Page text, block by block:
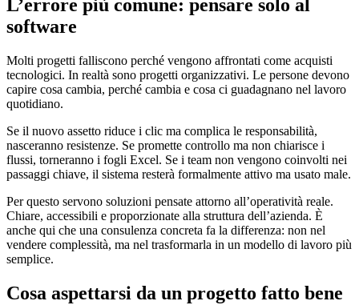
L’errore più comune: pensare solo al
software
Molti progetti falliscono perché vengono affrontati come acquisti
tecnologici. In realtà sono progetti organizzativi. Le persone devono
capire cosa cambia, perché cambia e cosa ci guadagnano nel lavoro
quotidiano.
Se il nuovo assetto riduce i clic ma complica le responsabilità,
nasceranno resistenze. Se promette controllo ma non chiarisce i
flussi, torneranno i fogli Excel. Se i team non vengono coinvolti nei
passaggi chiave, il sistema resterà formalmente attivo ma usato male.
Per questo servono soluzioni pensate attorno all’operatività reale.
Chiare, accessibili e proporzionate alla struttura dell’azienda. È
anche qui che una consulenza concreta fa la differenza: non nel
vendere complessità, ma nel trasformarla in un modello di lavoro più
semplice.
Cosa aspettarsi da un progetto fatto bene